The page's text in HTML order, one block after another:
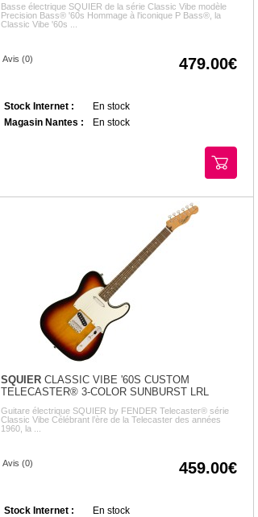
Basse électrique SQUIER de la série Classic Vibe modèle
Precision Bass® '60s Hommage à l'iconique P Bass®, la
Classic Vibe '60s ...
Avis (0) 479.00
Stock Internet :
En stock
Magasin Nantes :
En stock
SQUIER CLASSIC VIBE '60S CUSTOM
TELECASTER® 3-COLOR SUNBURST LRL
Guitare électrique SQUIER by FENDER Telecaster® série
Classic Vibe Célébrant l’ère de la Telecaster des années
1960, la ...
Avis (0) 459.00
Stock Internet :
En stock